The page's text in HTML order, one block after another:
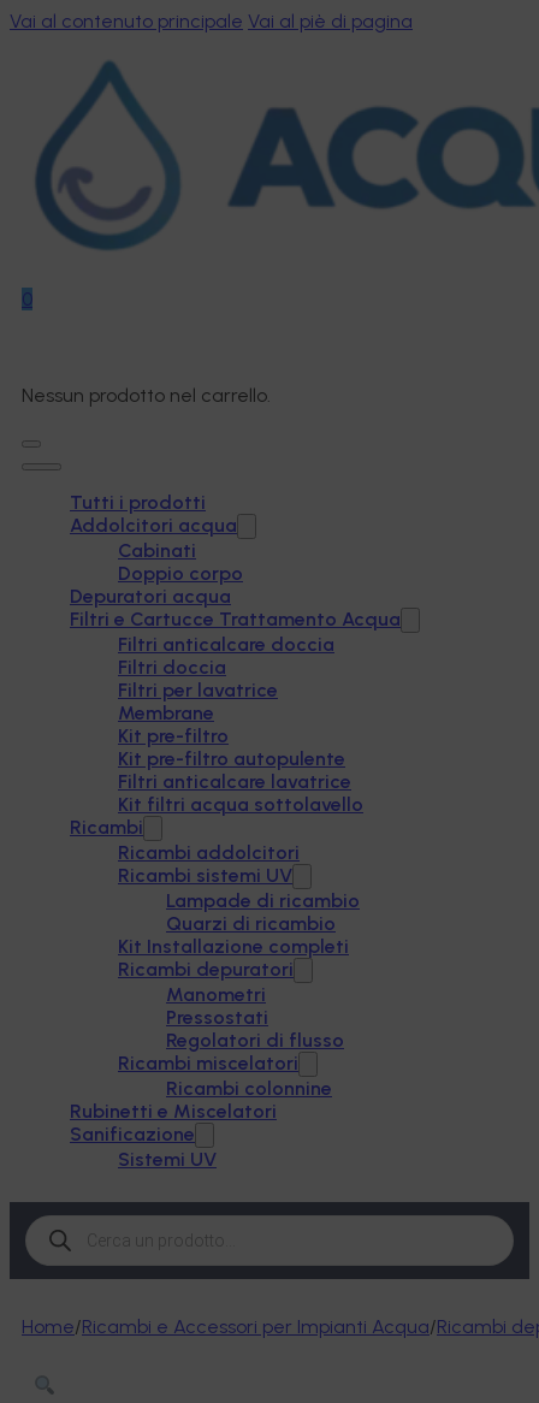
Vai al contenuto principale Vai al piè di pagina
0
Nessun prodotto nel carrello.
Tutti i prodotti
Addolcitori acqua
Cabinati
Doppio corpo
Depuratori acqua
Filtri e Cartucce Trattamento Acqua
Filtri anticalcare doccia
Filtri doccia
Filtri per lavatrice
Membrane
Kit pre-filtro
Kit pre-filtro autopulente
Filtri anticalcare lavatrice
Kit filtri acqua sottolavello
Ricambi
Ricambi addolcitori
Ricambi sistemi UV
Lampade di ricambio
Quarzi di ricambio
Kit Installazione completi
Ricambi depuratori
Manometri
Pressostati
Regolatori di flusso
Ricambi miscelatori
Ricambi colonnine
Rubinetti e Miscelatori
Sanificazione
Sistemi UV
Products
search
Home/Ricambi e Accessori per Impianti Acqua/Ricambi